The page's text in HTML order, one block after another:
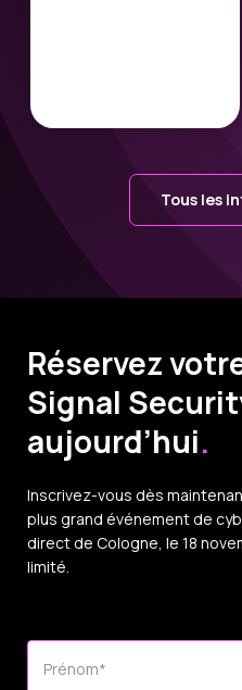
Tous les
Réservez
Signal
aujourd’hui.
Inscrivez-vous dès
plus grand événement de
direct de Cologne, le 18
limité.
Prénom*